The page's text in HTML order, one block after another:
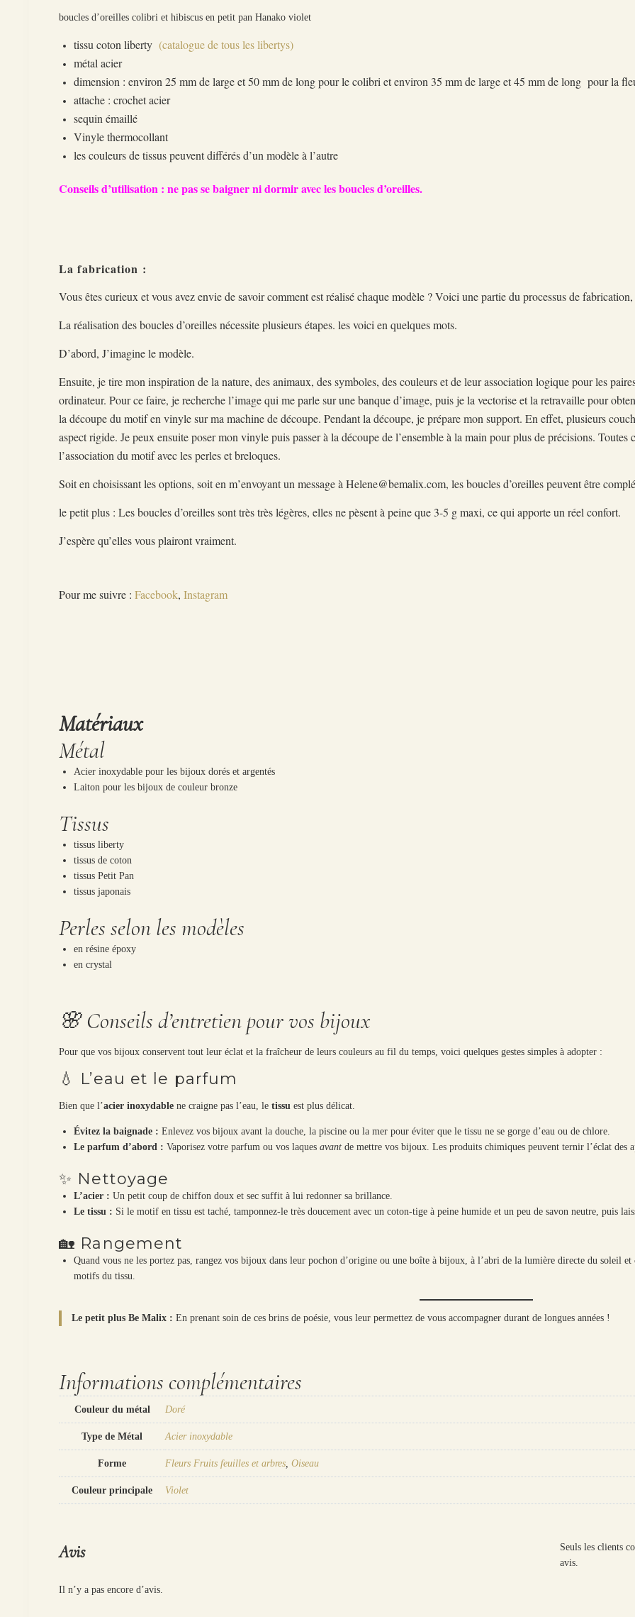
boucles d’oreilles colibri et hibiscus en petit pan Hanako violet
tissu coton liberty (catalogue de tous les libertys)
métal acier
dimension : environ 25 mm de large et 50 mm de long pour le colibri et environ 35 mm de large et 45 mm de long pour la
attache : crochet acier
sequin émaillé
Vinyle thermocollant
les couleurs de tissus peuvent différés d’un modèle à l’autre
Conseils d’utilisation : ne pas se baigner ni dormir avec les boucles d’oreilles.
La fabrication :
Vous êtes curieux et vous avez envie de savoir comment est réalisé chaque modèle ? Voici une partie du processus de
La réalisation des boucles d’oreilles nécessite plusieurs étapes. les voici en quelques mots.
D’abord, J’imagine le modèle.
Ensuite, je tire mon inspiration de la nature, des animaux, des symboles, des couleurs et de leur association logique pour les
ordinateur. Pour ce faire, je recherche l’image qui me parle sur une banque d’image, puis je la vectorise et la retravaille pour
la découpe du motif en vinyle sur ma machine de découpe. Pendant la découpe, je prépare mon support. En effet, plusieurs
aspect rigide. Je peux ensuite poser mon vinyle puis passer à la découpe de l’ensemble à la main pour plus de précisions. Toutes
l’association du motif avec les perles et breloques.
Soit en choisissant les options, soit en m’envoyant un message à Helene@bemalix.com, les boucles d’oreilles peuvent être
le petit plus : Les boucles d’oreilles sont très très légères, elles ne pèsent à peine que 3-5 g maxi, ce qui apporte un réel confort.
J’espère qu’elles vous plairont vraiment.
Pour me suivre :Facebook,Instagram
Matériaux
Métal
Acier inoxydable pour les bijoux dorés et argentés
Laiton pour les bijoux de couleur bronze
Tissus
tissus liberty
tissus de coton
tissus Petit Pan
tissus japonais
Perles selon les modèles
en résine époxy
en crystal
🌸 Conseils d’entretien pour vos bijoux
Pour que vos bijoux conservent tout leur éclat et la fraîcheur de leurs couleurs au fil du temps, voici quelques gestes simples à adopter :
💧 L’eau et le parfum
Bien que l’acier inoxydable ne craigne pas l’eau, letissu est plus délicat.
Évitez la baignade : Enlevez vos bijoux avant la douche, la piscine ou la mer pour éviter que le tissu ne se gorge d’eau ou de chlore.
Le parfum d’abord : Vaporisez votre parfum ou vos laquesavant de mettre vos bijoux. Les produits chimiques peuvent ternir l’éclat des
✨ Nettoyage
L’acier : Un petit coup de chiffon doux et sec suffit à lui redonner sa brillance.
Le tissu : Si le motif en tissu est taché, tamponnez-le très doucement avec un coton-tige à peine humide et un peu de savon neutre, puis
🏡 Rangement
Quand vous ne les portez pas, rangez vos bijoux dans leur pochon d’origine ou une boîte à bijoux, à l’abri de la lumière directe du soleil
motifs du tissu.
Le petit plus Be Malix : En prenant soin de ces brins de poésie, vous leur permettez de vous accompagner durant de longues années !
Informations complémentaires
Couleur du métal Doré
Type de Métal Acier inoxydable
Forme Fleurs Fruits feuilles et arbres ,Oiseau
Couleur principale Violet
Avis
Il n’y a pas encore d’avis.
Seuls les clients
avis.